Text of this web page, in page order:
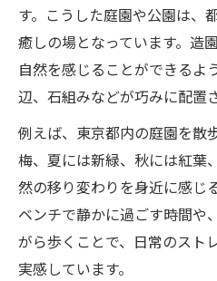
み方
東京都内で造園の
東京都内で自然を感じ
造園と自然を堪能
東京都で造園と自
自然あふれる東京
歩
東京都庭園散歩で
造園の魅力を感じ
す。こうした庭園や公園は、
癒しの場となっています。造
自然を感じることができるよ
辺、石組みなどが巧みに配置
例えば、東京都内の庭園を散
梅、夏には新緑、秋には紅葉
然の移り変わりを身近に感じ
ベンチで静かに過ごす時間や
がら歩くことで、日常のスト
実感しています。